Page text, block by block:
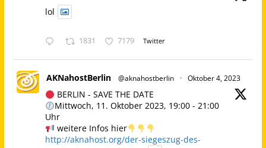
lol
1831 7179 Twitter
AKNahostBerlin @aknahostberlin · Oktober 4, 2023
BERLIN - SAVE THE DATE
Mittwoch, 11. Oktober 2023, 19:00 - 21:00
Uhr
weitere Infos hier
http://aknahost.org/der-siegeszug-des-